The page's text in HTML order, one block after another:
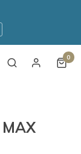
0
MAX